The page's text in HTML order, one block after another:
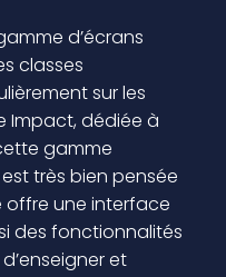
d’écrans
classes
sur les
Impact, dédiée à
gamme
très bien pensée
offre une interface
des fonctionnalités
et